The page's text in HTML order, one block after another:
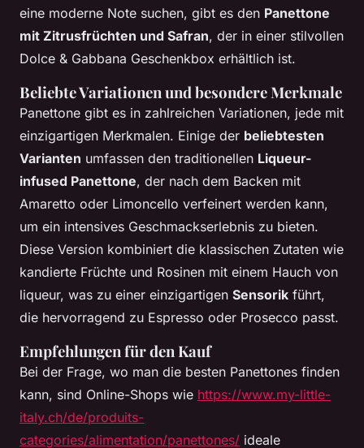
eine moderne Note suchen, gibt es den Panettone
mit Zitrusfrüchten und Safran, der in einer stilvollen
Dolce & Gabbana Geschenkbox erhältlich ist.
Beliebte Variationen und besondere Merkmale
Panettone gibt es in zahlreichen Variationen, jede mit
einzigartigen Merkmalen. Einige der beliebtesten
Varianten umfassen den traditionellen Liqueur-
infused Panettone, der nach dem Backen mit
Amaretto oder Limoncello verfeinert werden kann,
um ein intensives Geschmackserlebnis zu bieten.
Diese Version kombiniert die klassischen Zutaten wie
kandierte Früchte und Rosinen mit einem Hauch von
liqueur, was zu einer einzigartigen Sensorik führt,
die hervorragend zu Espresso oder Prosecco passt.
Empfehlungen für den Kauf
Bei der Frage, wo man die besten Panettones finden
kann, sind Online-Shops wie https://www.my-little-
italy.ch/de/produits-
categories/alimentation/panettones/ ideale